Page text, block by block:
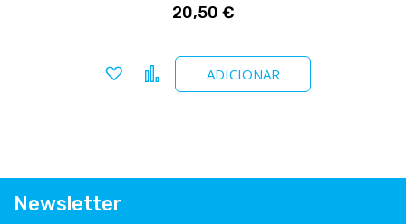
20,50 €
ADICIONAR
Adicionar a favoritos
Comparar
Newsletter